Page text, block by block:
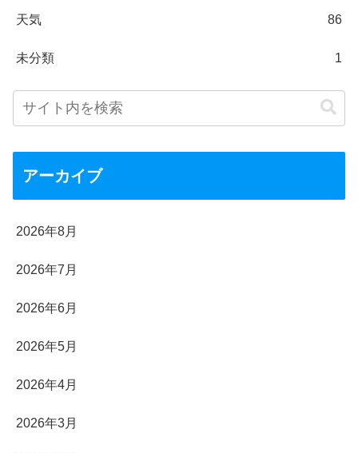
天気 86
未分類 1
アーカイブ
2026年8月
2026年7月
2026年6月
2026年5月
2026年4月
2026年3月